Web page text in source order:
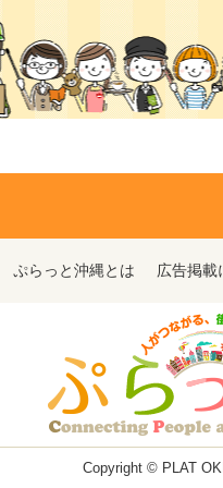
ぷらっと沖縄とは 広告掲載
Copyright © PLAT